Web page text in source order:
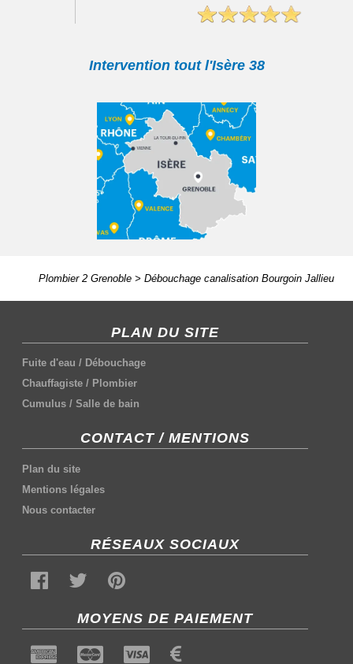
Intervention tout l'Isère 38
Plombier 2 Grenoble> Débouchage canalisation Bourgoin Jallieu
PLAN DU SITE
Fuite d'eau / Débouchage
Chauffagiste / Plombier
Cumulus /Salle de bain
CONTACT / MENTIONS
Plan du site
Mentions légales
Nous contacter
RÉSEAUX SOCIAUX
MOYENS DE PAIEMENT